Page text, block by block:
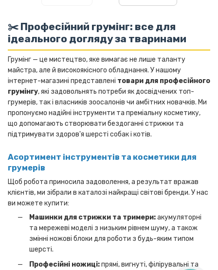
✂️ Професійний грумінг: все для
ідеального догляду за тваринами
Грумінг — це мистецтво, яке вимагає не лише таланту
майстра, але й високоякісного обладнання. У нашому
інтернет-магазині представлені товари для професійного
грумінгу, які задовольнять потреби як досвідчених топ-
грумерів, так і власників зоосалонів чи амбітних новачків. Ми
пропонуємо надійні інструменти та преміальну косметику,
що допомагають створювати бездоганні стрижки та
підтримувати здоров'я шерсті собак і котів.
Асортимент інструментів та косметики для
грумерів
Щоб робота приносила задоволення, а результат вражав
клієнтів, ми зібрали в каталозі найкращі світові бренди. У нас
ви можете купити:
Машинки для стрижки та тримери:акумуляторні
та мережеві моделі з низьким рівнем шуму, а також
змінні ножові блоки для роботи з будь-яким типом
шерсті.
Професійні ножиці:прямі, вигнуті, філірувальні та